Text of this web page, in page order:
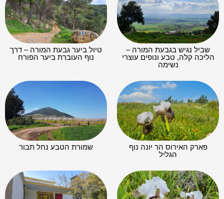
שביל נגיש בגבעת המורה –
הליכה קלה, טבע ונופים עוצרי
נשימה
טיול ביער גבעת המורה – דרך
נוף העוברת ביער הפורח
פארק האירוס הר יונה נוף
הגליל
שמורת הטבע נחל תבור